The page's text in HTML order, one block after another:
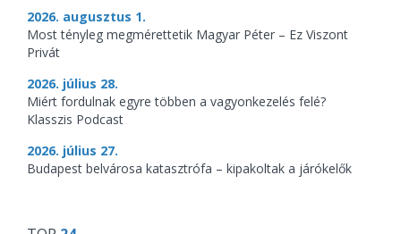
2026. augusztus 1.
Most tényleg megmérettetik Magyar Péter – Ez Viszont
Privát
2026. július 28.
Miért fordulnak egyre többen a vagyonkezelés felé?
Klasszis Podcast
2026. július 27.
Budapest belvárosa katasztrófa – kipakoltak a járókelők